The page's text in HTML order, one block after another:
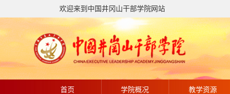
欢迎来到中国井冈山干部学院网站
首页 学院概况 教学资源